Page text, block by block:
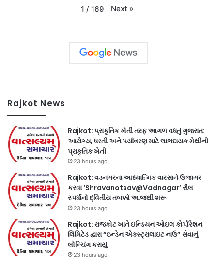
1 / 169 Next »
Rajkot News
Rajkot: પ્રાકૃતિક ખેતી તરફ આગળ વધતું ગુજરાત:
આરોગ્ય, ધરતી અને પર્યાવરણ માટે લાભદાયક મેથીની
પ્રાકૃતિક ખેતી
23 hours ago
Rajkot: વડનગરના આધ્યાત્મિક વારસાને ઉજાગર
કરવા ‘Shravanotsav@Vadnagar’ રીલ
સ્પર્ધાનો દ્વિતીય તબક્કો આજથી શરૂ
23 hours ago
Rajkot: રાજકોટ ખાતે ઇન્ડિયન ઓઇલ કોર્પોરેશન
લિમિટેડ દ્વારા “ઇન્ડેન એક્સ્ટ્રાલાઇટ નાઉ” સેવાનું
લોન્ચિંગ કરાયું
23 hours ago